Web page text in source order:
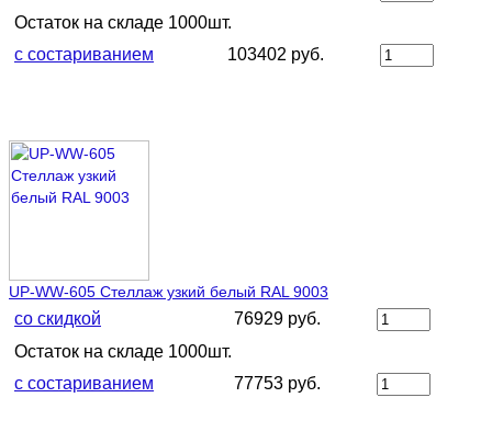
Остаток на складе 1000шт.
с состариванием
103402 руб.
UP-WW-605 Стеллаж узкий белый RAL 9003
со скидкой
76929 руб.
Остаток на складе 1000шт.
с состариванием
77753 руб.